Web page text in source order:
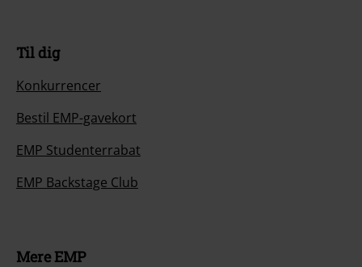
Til dig
Konkurrencer
Bestil EMP-gavekort
EMP Studenterrabat
EMP Backstage Club
Mere EMP